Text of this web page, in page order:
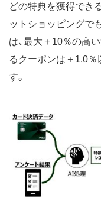
どの特典を獲得でき
ットショッピングで
は、最大＋10％の高
るクーポンは＋1.0
す。